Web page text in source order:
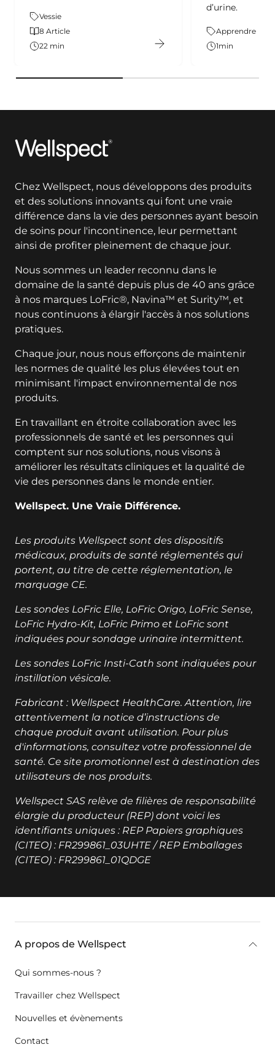
Thème:
Vessie
Contenu:
8 Article
Temps:
22 min
d’urine.
Thème:
Apprendre
1min
Wellspect
Chez Wellspect, nous développons des produits
et des solutions innovants qui font une vraie
différence dans la vie des personnes ayant besoin
de soins pour l'incontinence, leur permettant
ainsi de profiter pleinement de chaque jour.
Nous sommes un leader reconnu dans le
domaine de la santé depuis plus de 40 ans grâce
à nos marques LoFric®, Navina™ et Surity™, et
nous continuons à élargir l'accès à nos solutions
pratiques.
Chaque jour, nous nous efforçons de maintenir
les normes de qualité les plus élevées tout en
minimisant l'impact environnemental de nos
produits.
En travaillant en étroite collaboration avec les
professionnels de santé et les personnes qui
comptent sur nos solutions, nous visons à
améliorer les résultats cliniques et la qualité de
vie des personnes dans le monde entier.
Wellspect. Une Vraie Différence.
Les produits Wellspect sont des dispositifs
médicaux, produits de santé réglementés qui
portent, au titre de cette réglementation, le
marquage CE.
Les sondes LoFric Elle, LoFric Origo, LoFric Sense,
LoFric Hydro-Kit, LoFric Primo et LoFric sont
indiquées pour sondage urinaire intermittent.
Les sondes LoFric Insti-Cath sont indiquées pour
instillation vésicale.
Fabricant : Wellspect HealthCare. Attention, lire
attentivement la notice d’instructions de
chaque produit avant utilisation. Pour plus
d'informations, consultez votre professionnel de
santé. Ce site promotionnel est à destination des
utilisateurs de nos produits.
Wellspect SAS relève de filières de responsabilité
élargie du producteur (REP) dont voici les
identifiants uniques : REP Papiers graphiques
(CITEO) : FR299861_03UHTE / REP Emballages
(CITEO) : FR299861_01QDGE
A propos de Wellspect
Qui sommes-nous ?
Travailler chez Wellspect
Nouvelles et évènements
Contact